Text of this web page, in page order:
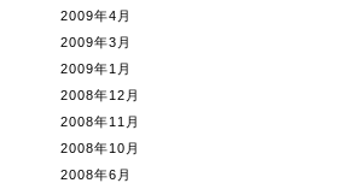
2009年4月
2009年3月
2009年1月
2008年12月
2008年11月
2008年10月
2008年6月